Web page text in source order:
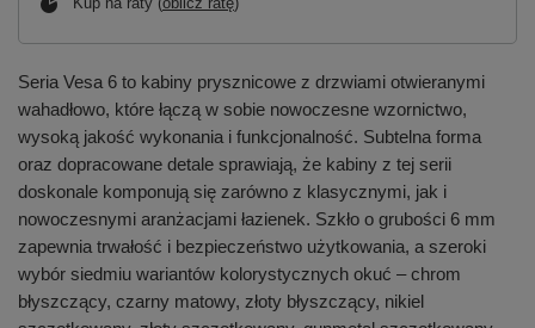
Seria Vesa 6 to kabiny prysznicowe z drzwiami otwieranymi
wahadłowo, które łączą w sobie nowoczesne wzornictwo,
wysoką jakość wykonania i funkcjonalność. Subtelna forma
oraz dopracowane detale sprawiają, że kabiny z tej serii
doskonale komponują się zarówno z klasycznymi, jak i
nowoczesnymi aranżacjami łazienek. Szkło o grubości 6 mm
zapewnia trwałość i bezpieczeństwo użytkowania, a szeroki
wybór siedmiu wariantów kolorystycznych okuć – chrom
błyszczący, czarny matowy, złoty błyszczący, nikiel